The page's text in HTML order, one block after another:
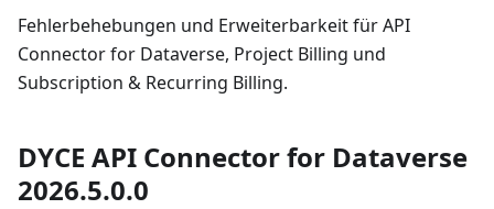
Fehlerbehebungen und Erweiterbarkeit für API
Connector for Dataverse, Project Billing und
Subscription & Recurring Billing.
DYCE API Connector for Dataverse
2026.5.0.0